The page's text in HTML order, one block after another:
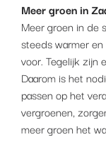
Meer groen in
Meer groen in de
steeds warmer
voor. Tegelijk zijn
Daarom is het
passen op het
vergroenen,
meer groen het